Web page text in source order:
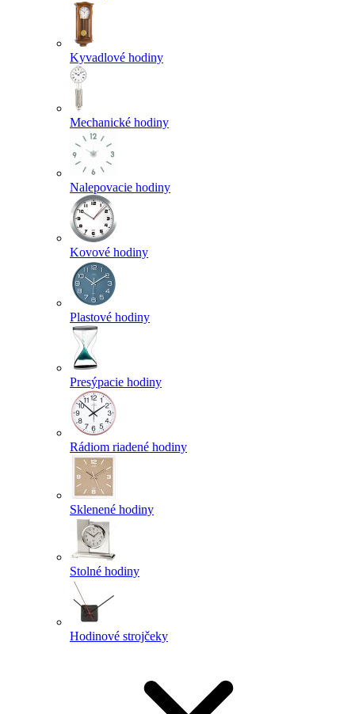
Kyvadlové hodiny
Mechanické hodiny
Nalepovacie hodiny
Kovové hodiny
Plastové hodiny
Presýpacie hodiny
Rádiom riadené hodiny
Sklenené hodiny
Stolné hodiny
Hodinové strojčeky